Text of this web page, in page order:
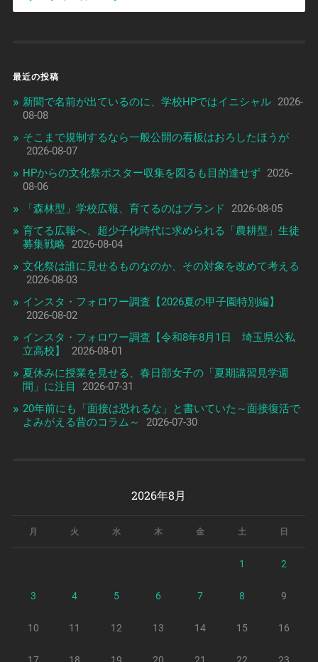
最近の投稿
新聞で名前が出ているのに、学校HPではイニシャル 2026-
08-08
そこまで規制するなら一般公開の看板はおろしたほうが
2026-08-07
HPからの文化祭ポスター収集を図るも目的達せず 2026-
08-06
「森林型」学校広報、育てるのはブランド
2026-08-05
育てる広報へ、超少子化時代に求められる「農耕型」生徒
募集戦略
2026-08-04
文化祭は誰に見せるものなのか、その対象を改めて考える
2026-08-03
インスタ・フォロワー調査【2026夏の甲子園特別編】
2026-08-02
インスタ・フォロワー調査【令和8年8月1日 埼玉県公私
立高校】
2026-08-01
夏休みに授業を見せる、春日部女子の「夏期講習見学週
間」に注目
2026-07-31
20年前にも「面接は恐れるな」と書いていた～面接復活で
よみがえる昔のコラム～
2026-07-30
2026年8月
月 火 水 木 金 土 日
1 2
3 4 5 6 7 8 9
10 11 12 13 14 15 16
17 18 19 20 21 22 23